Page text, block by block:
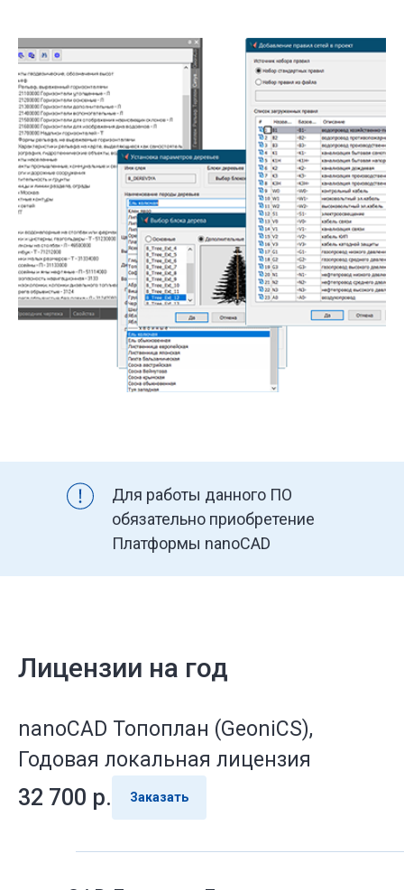
Для работы данного ПО
обязательно приобретение
Платформы nanoCAD
Лицензии на год
nanoCAD Топоплан (GeoniCS),
Годовая локальная лицензия
32 700 р. Заказать